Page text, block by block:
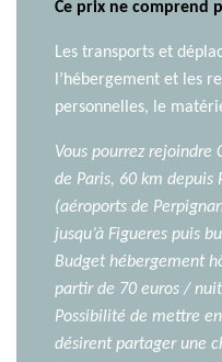
Ce prix ne comprend
Les transports et
l’hébergement et les
personnelles, le
Vous pourrez rejoindre
de Paris, 60 km depuis
(aéroports de
jusqu’à Figueres puis
Budget hébergement
partir de 70 euros /
Possibilité de mettre
désirent partager une